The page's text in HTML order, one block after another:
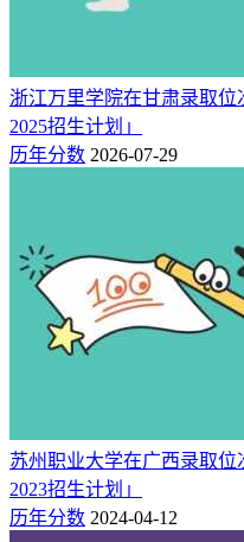
浙江万里学院在甘肃录取位
2025招生计划」
历年分数 2026-07-29
苏州职业大学在广西录取位
2023招生计划」
历年分数 2024-04-12